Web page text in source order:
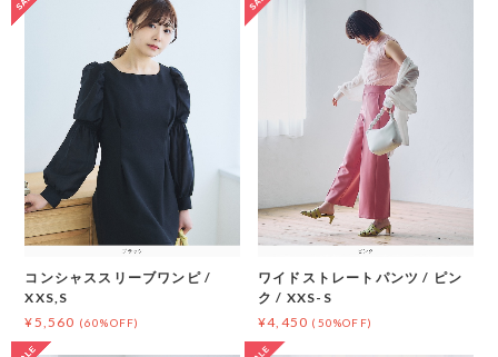
コンシャススリーブワンピ /
XXS,S
¥5,560 (60%OFF)
ワイドストレートパンツ / ピン
ク / XXS-S
¥4,450 (50%OFF)